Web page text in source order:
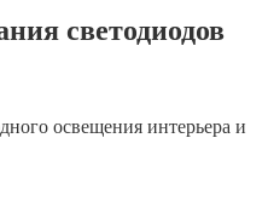
светодиодов
освещения интерьера и